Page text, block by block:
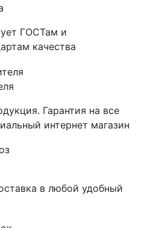
ГОСТам и
качества
Гарантия на все
интернет магазин
в любой удобный